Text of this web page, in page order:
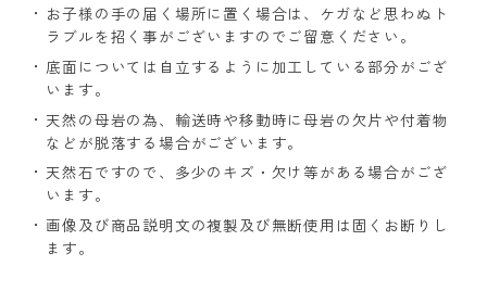
お子様の手の届く場所に置く場合は、ケガなど思わぬト
ラブルを招く事がございますのでご留意ください。
底面については自立するように加工している部分がござ
います。
天然の母岩の為、輸送時や移動時に母岩の欠片や付着物
などが脱落する場合がございます。
天然石ですので、多少のキズ・欠け等がある場合がござ
います。
画像及び商品説明文の複製及び無断使用は固くお断りし
ます。